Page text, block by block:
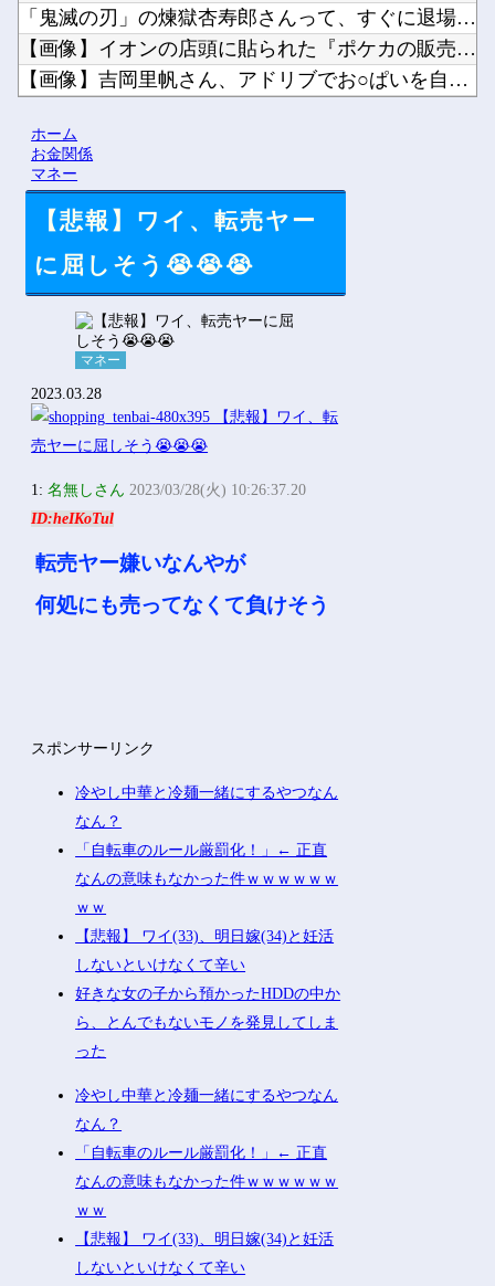
「鬼滅の刃」の煉獄杏寿郎さんって、すぐに退場したのに何で人気...
【画像】イオンの店頭に貼られた『ポケカの販売案内』が強気すぎ...
【画像】吉岡里帆さん、アドリブでお○ぱいを自ら触らせてしまう...
ホーム
お金関係
マネー
【悲報】ワイ、転売ヤー
に屈しそう😭😭😭
マネー
2023.03.28
1:名無しさん 2023/03/28(火) 10:26:37.20
ID:heIKoTul
転売ヤー嫌いなんやが
何処にも売ってなくて負けそう
スポンサーリンク
冷やし中華と冷麺一緒にするやつなん
なん？
「自転車のルール厳罰化！」← 正直
なんの意味もなかった件ｗｗｗｗｗｗ
ｗｗ
【悲報】 ワイ(33)、明日嫁(34)と妊活
しないといけなくて辛い
好きな女の子から預かったHDDの中か
ら、とんでもないモノを発見してしま
った
冷やし中華と冷麺一緒にするやつなん
なん？
「自転車のルール厳罰化！」← 正直
なんの意味もなかった件ｗｗｗｗｗｗ
ｗｗ
【悲報】 ワイ(33)、明日嫁(34)と妊活
しないといけなくて辛い